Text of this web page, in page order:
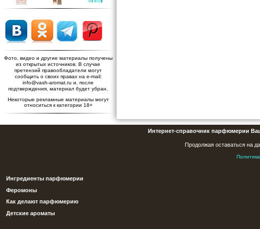
Фото, видео и другие материалы получены
из открытых источников. В случае
претензий правообладатели могут
сообщить о своих правах на e-mail:
info@vash-aromat.ru и, после
подтверждения, материал будет убран.
Некоторые рекламные материалы могут
относиться к категории 18+
Интернет-справочник парфюмерии
Продолжая оставаться на
Ингредиенты парфюмерии
Феромоны
Как делают парфюмерию
Детские ароматы